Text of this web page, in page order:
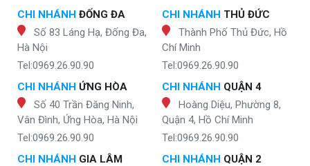
CHI NHÁNH ĐỐNG ĐA
Số 83 Láng Hạ, Đống Đa,
Hà Nội
Tel:0969.26.90.90
CHI NHÁNH ỨNG HÒA
Số 40 Trần Đăng Ninh,
Vân Đình, Ứng Hòa, Hà Nội
Tel:0969.26.90.90
CHI NHÁNH GIA LÂM
CHI NHÁNH THỦ ĐỨC
Thành Phố Thủ Đức, Hồ
Chí Minh
Tel:0969.26.90.90
CHI NHÁNH QUẬN 4
Hoàng Diệu, Phường 8,
Quận 4, Hồ Chí Minh
Tel:0969.26.90.90
CHI NHÁNH QUẬN 2